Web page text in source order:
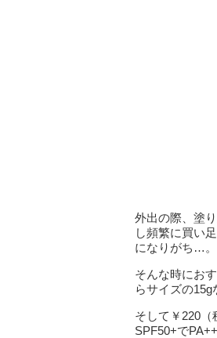
外出の際、塗
し頻繁に買い
になりがち…。
そんな時にお
らサイズの15g
そして￥220（
SPF50+で